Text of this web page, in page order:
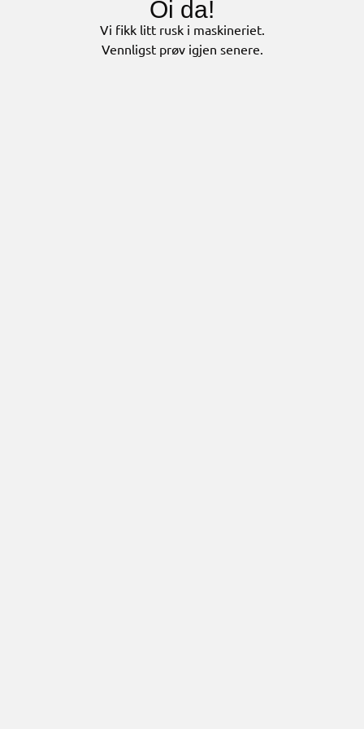
Oi da!
Vi fikk litt rusk i maskineriet.
Vennligst prøv igjen senere.